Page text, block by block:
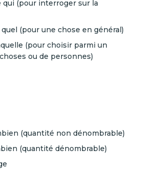
qui (pour interroger sur la
(pour une chose en général)
(pour choisir parmi un
ou de personnes)
(quantité non dénombrable)
(quantité dénombrable)